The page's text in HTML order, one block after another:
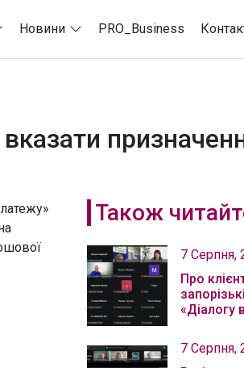
Новини PRO_Business
Також
7 Серпня,
Про
«Діалогу
7 Серпня,